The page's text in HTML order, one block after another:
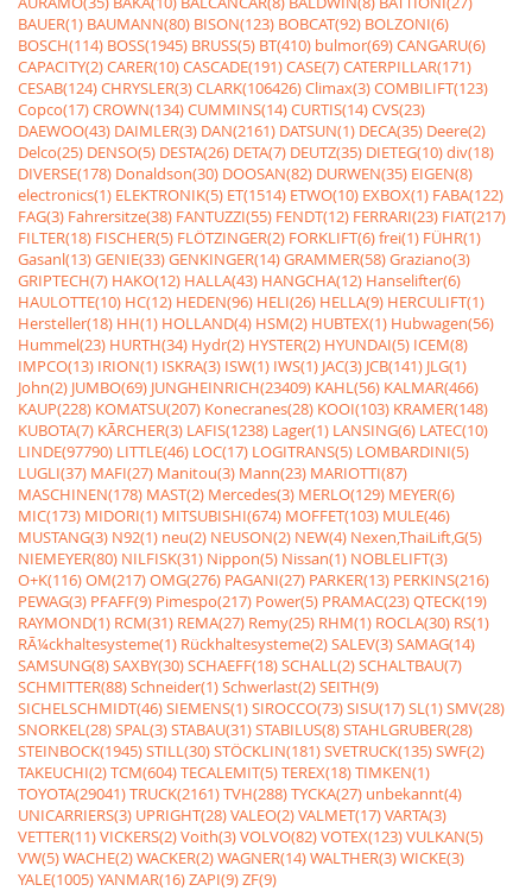
BAUER(1) BAUMANN(80) BISON(123) BOBCAT(92) BOLZONI(6)
BOSCH(114) BOSS(1945) BRUSS(5) BT(410) bulmor(69)CANGARU(6)
CAPACITY(2)CARER(10)CASCADE(191)CASE(7)CATERPILLAR(171)
CESAB(124)CHRYSLER(3)CLARK(106426)Climax(3)COMBILIFT(123)
Copco(17)CROWN(134)CUMMINS(14)CURTIS(14)CVS(23)
DAEWOO(43) DAIMLER(3) DAN(2161) DATSUN(1) DECA(35) Deere(2)
Delco(25) DENSO(5) DESTA(26) DETA(7) DEUTZ(35) DIETEG(10)div(18)
DIVERSE(178) Donaldson(30) DOOSAN(82) DURWEN(35) EIGEN(8)
electronics(1) ELEKTRONIK(5) ET(1514) ETWO(10) EXBOX(1) FABA(122)
FAG(3) Fahrersitze(38) FANTUZZI(55) FENDT(12) FERRARI(23) FIAT(217)
FILTER(18) FISCHER(5) FLÖTZINGER(2) FORKLIFT(6)frei(1) FÜHR(1)
Gasanl(13)GENIE(33)GENKINGER(14)GRAMMER(58)Graziano(3)
GRIPTECH(7) HAKO(12) HALLA(43) HANGCHA(12) Hanselifter(6)
HAULOTTE(10) HC(12) HEDEN(96) HELI(26) HELLA(9) HERCULIFT(1)
Hersteller(18) HH(1) HOLLAND(4) HSM(2) HUBTEX(1) Hubwagen(56)
Hummel(23) HURTH(34) Hydr(2) HYSTER(2) HYUNDAI(5) ICEM(8)
IMPCO(13) IRION(1) ISKRA(3) ISW(1) IWS(1) JAC(3) JCB(141) JLG(1)
John(2) JUMBO(69) JUNGHEINRICH(23409) KAHL(56) KALMAR(466)
KAUP(228) KOMATSU(207) Konecranes(28) KOOI(103) KRAMER(148)
KUBOTA(7) KÃRCHER(3) LAFIS(1238) Lager(1) LANSING(6) LATEC(10)
LINDE(97790) LITTLE(46) LOC(17) LOGITRANS(5) LOMBARDINI(5)
LUGLI(37) MAFI(27) Manitou(3) Mann(23) MARIOTTI(87)
MASCHINEN(178) MAST(2) Mercedes(3) MERLO(129) MEYER(6)
MIC(173) MIDORI(1) MITSUBISHI(674) MOFFET(103) MULE(46)
MUSTANG(3) N92(1) neu(2) NEUSON(2) NEW(4) Nexen,ThaiLift,G(5)
NIEMEYER(80) NILFISK(31) Nippon(5) Nissan(1) NOBLELIFT(3)
O+K(116)OM(217)OMG(276) PAGANI(27) PARKER(13) PERKINS(216)
PEWAG(3) PFAFF(9) Pimespo(217) Power(5) PRAMAC(23)QTECK(19)
RAYMOND(1) RCM(31) REMA(27) Remy(25) RHM(1) ROCLA(30) RS(1)
RÃ¼ckhaltesysteme(1) Rückhaltesysteme(2)SALEV(3)SAMAG(14)
SAMSUNG(8)SAXBY(30)SCHAEFF(18)SCHALL(2)SCHALTBAU(7)
SCHMITTER(88)Schneider(1)Schwerlast(2)SEITH(9)
SICHELSCHMIDT(46)SIEMENS(1)SIROCCO(73)SISU(17)SL(1)SMV(28)
SNORKEL(28)SPAL(3)STABAU(31)STABILUS(8)STAHLGRUBER(28)
STEINBOCK(1945)STILL(30)STÖCKLIN(181)SVETRUCK(135)SWF(2)
TAKEUCHI(2)TCM(604)TECALEMIT(5)TEREX(18)TIMKEN(1)
TOYOTA(29041)TRUCK(2161)TVH(288)TYCKA(27) unbekannt(4)
UNICARRIERS(3) UPRIGHT(28)VALEO(2)VALMET(17)VARTA(3)
VETTER(11)VICKERS(2)Voith(3)VOLVO(82)VOTEX(123)VULKAN(5)
VW(5)WACHE(2)WACKER(2)WAGNER(14)WALTHER(3)WICKE(3)
YALE(1005)YANMAR(16)ZAPI(9)ZF(9)